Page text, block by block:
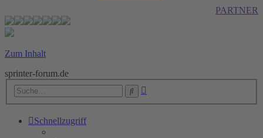
PARTNER
Zum Inhalt
sprinter-forum.de
Suche
Schnellzugriff